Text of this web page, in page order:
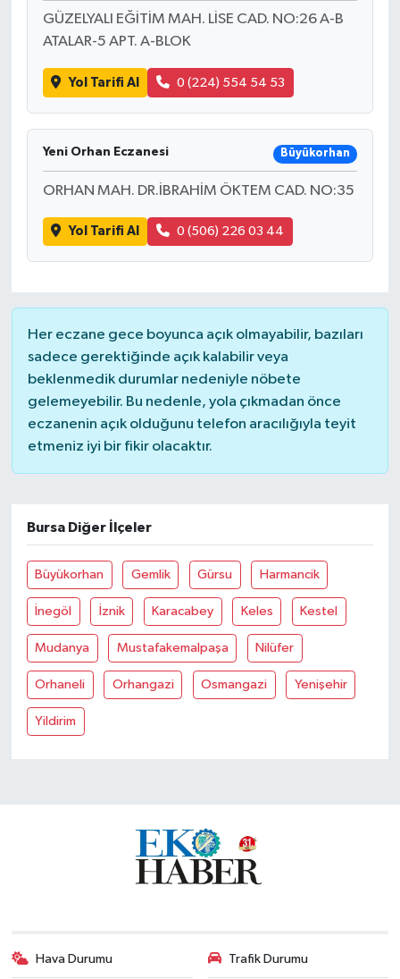
GÜZELYALI EĞİTİM MAH. LİSE CAD. NO:26 A-B
ATALAR-5 APT. A-BLOK
Yol Tarifi Al 0 (224) 554 54 53
Yeni Orhan Eczanesi Büyükorhan
ORHAN MAH. DR.İBRAHİM ÖKTEM CAD. NO:35
Yol Tarifi Al 0 (506) 226 03 44
Her eczane gece boyunca açık olmayabilir, bazıları
sadece gerektiğinde açık kalabilir veya
beklenmedik durumlar nedeniyle nöbete
gelemeyebilir. Bu nedenle, yola çıkmadan önce
eczanenin açık olduğunu telefon aracılığıyla teyit
etmeniz iyi bir fikir olacaktır.
Bursa Diğer İlçeler
Büyükorhan Gemlik Gürsu Harmancik
İnegöl İznik Karacabey Keles Kestel
Mudanya Mustafakemalpaşa Nilüfer
Orhaneli Orhangazi Osmangazi Yenişehir
Yildirim
Hava Durumu Trafik Durumu